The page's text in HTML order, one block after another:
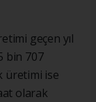
geçen yıl
bin 707
üretimi ise
olarak